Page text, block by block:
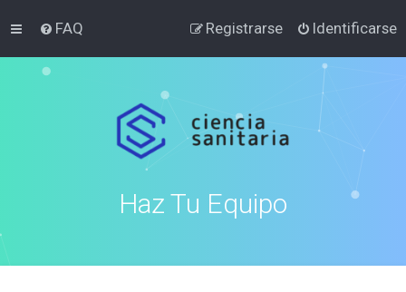
FAQ Identificarse
Registrarse
Haz Tu Equipo